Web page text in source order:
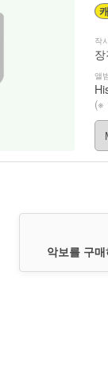
작
앨
(※
악보를 구